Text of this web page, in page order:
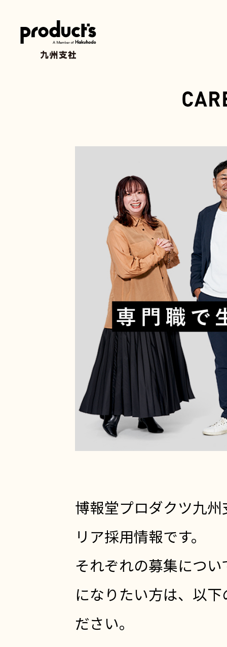
博報堂プロダクツ九
リア採用情報です。
それぞれの募集につ
になりたい方は、以
ださい。